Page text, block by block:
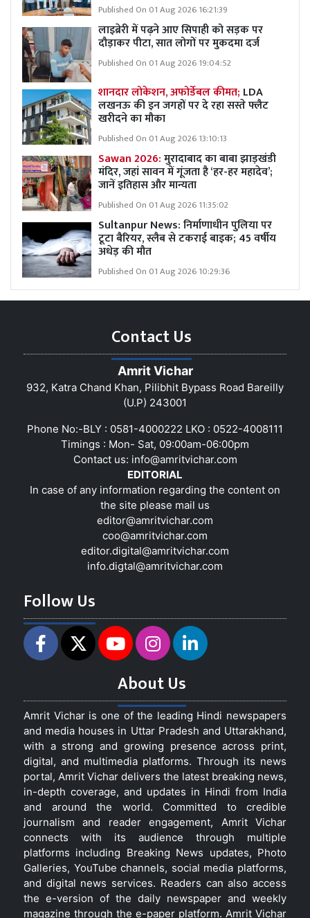
Published On 01 Aug 2026 16:21:39
लाइब्रेरी में पढ़ने आए सिपाही को सड़क पर
दौड़ाकर पीटा, सात लोगों पर मुकदमा दर्ज
Published On 01 Aug 2026 19:04:52
शानदार लोकेशन, अफोर्डेबल कीमत; LDA
लखनऊ की इन जगहों पर दे रहा सस्ते फ्लैट
खरीदने का मौका
Published On 01 Aug 2026 13:10:13
Sawan 2026:मुरादाबाद का बाबा झाड़खंडी
मंदिर, जहां सावन में गूंजता है ‘हर-हर महादेव’;
जानें इतिहास और मान्यता
Published On 01 Aug 2026 11:35:02
Sultanpur News: निर्माणाधीन पुलिया पर
टूटा बैरियर, स्लैब से टकराई बाइक; 45 वर्षीय
अधेड़ की मौत
Published On 01 Aug 2026 10:29:36
Contact Us
Amrit Vichar
932, Katra Chand Khan, Pilibhit Bypass Road Bareilly
(U.P) 243001
Phone No:-BLY : 0581-4000222 LKO : 0522-4008111
Timings : Mon- Sat, 09:00am-06:00pm
Contact us: info@amritvichar.com
EDITORIAL
In case of any information regarding the content on
the site please mail us
editor@amritvichar.com
coo@amritvichar.com
editor.digital@amritvichar.com
info.digtal@amritvichar.com
Follow Us
About Us
Amrit Vichar is one of the leading Hindi newspapers
and media houses in Uttar Pradesh and Uttarakhand,
with a strong and growing presence across print,
digital, and multimedia platforms. Through its news
portal, Amrit Vichar delivers the latest breaking news,
in-depth coverage, and updates in Hindi from India
and around the world. Committed to credible
journalism and reader engagement, Amrit Vichar
connects with its audience through multiple
platforms including Breaking News updates, Photo
Galleries, YouTube channels, social media platforms,
and digital news services. Readers can also access
the e-version of the daily newspaper and weekly
magazine through the e-paper platform. Amrit Vichar